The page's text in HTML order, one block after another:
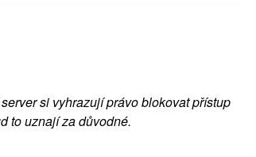
si vyhrazují právo blokovat přístup
to uznají za důvodné.